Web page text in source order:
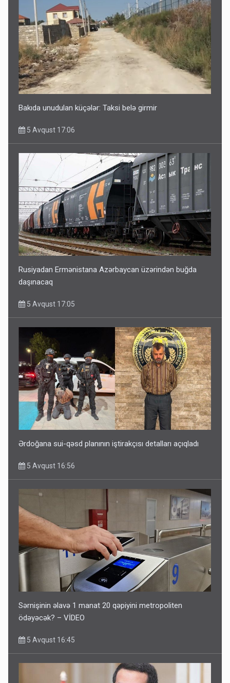
Bakıda unudulan küçələr: Taksi belə girmir
5 Avqust 17:06
Rusiyadan Ermənistana Azərbaycan üzərindən buğda
daşınacaq
5 Avqust 17:05
Ərdoğana sui-qəsd planının iştirakçısı detalları açıqladı
5 Avqust 16:56
Sərnişinin əlavə 1 manat 20 qəpiyini metropoliten
ödəyəcək? – VİDEO
5 Avqust 16:45